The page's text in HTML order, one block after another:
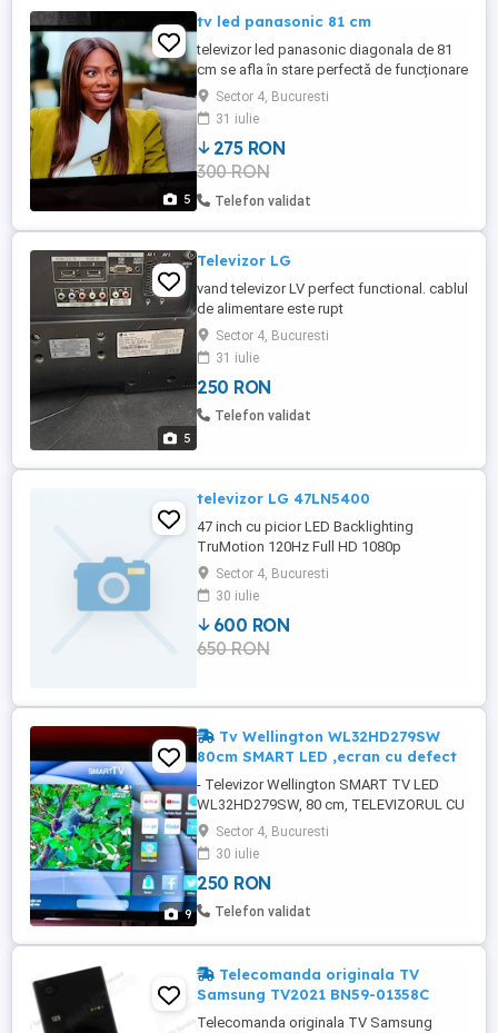
5
tv led panasonic 81 cm
televizor led panasonic diagonala de 81
cm se afla în stare perfectă de funcționare
vine însoțit de suport masă și
telecomanda.Sinteti interesați sunați fără
reținere.
Sector 4, Bucuresti
31 iulie
275 RON
300 RON
Telefon validat
5
Televizor LG
vand televizor LV perfect functional. cablul
de alimentare este rupt
Sector 4, Bucuresti
31 iulie
250 RON
Telefon validat
televizor LG 47LN5400
47 inch cu picior LED Backlighting
TruMotion 120Hz Full HD 1080p
Resolution predare zona Unirii Bucuresti
Sector 4, Bucuresti
30 iulie
600 RON
650 RON
9
Tv Wellington WL32HD279SW
80cm SMART LED ,ecran cu defect
- Televizor Wellington SMART TV LED
WL32HD279SW, 80 cm, TELEVIZORUL CU
DEFECT LA DISPLAY DUPA CUM SE VEDE
IN POZE, . TOATE CELELALTE
COMPONENTE SUNT PERFECT
FUNCTIONALE . -WirelessDisplay x
Cromcast incorporat -Screen Mirroring -
Conectivitate wireless Wi-Fi ...
Sector 4, Bucuresti
30 iulie
250 RON
Telefon validat
Telecomanda originala TV
Samsung TV2021 BN59-01358C
Telecomanda originala TV Samsung